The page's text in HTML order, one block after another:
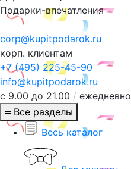
Подарки-впечатления
corp@kupitpodarok.ru
корп. клиентам
+7 (495) 225-45-90
info@kupitpodarok.ru
с 9.00 до 21.00 / ежедневно
Все разделы
Весь каталог